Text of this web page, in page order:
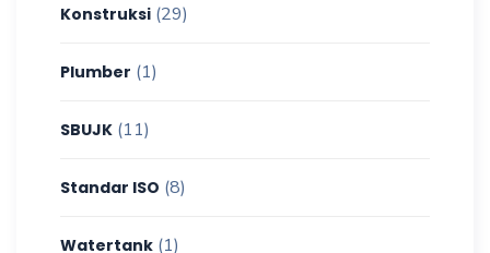
Konstruksi (29)
Plumber (1)
SBUJK (11)
Standar ISO (8)
Watertank (1)